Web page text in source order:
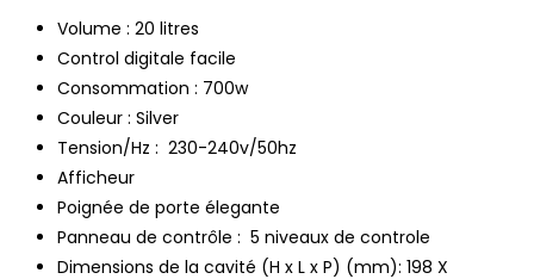
Volume : 20 litres
Control digitale facile
Consommation : 700w
Couleur : Silver
Tension/Hz : 230-240v/50hz
Afficheur
Poignée de porte élegante
Panneau de contrôle : 5 niveaux de controle
Dimensions de la cavité (H x L x P) (mm): 198 X